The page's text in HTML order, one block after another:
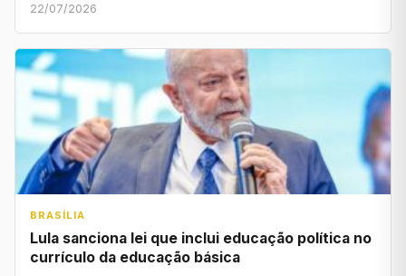
22/07/2026
BRASÍLIA
Lula sanciona lei que inclui educação política no
currículo da educação básica